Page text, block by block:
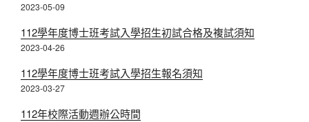
2023-05-09
112學年度博士班考試入學招生初試合格及複試須知
2023-04-26
112學年度博士班考試入學招生報名須知
2023-03-27
112年校際活動週辦公時間